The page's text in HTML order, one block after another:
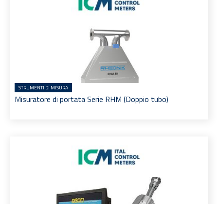
STRUMENTI DI MISURA
Misuratore di portata Serie RHM (Doppio tubo)